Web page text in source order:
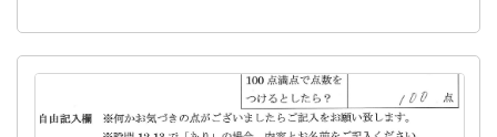
からいに嬉しく思いました。